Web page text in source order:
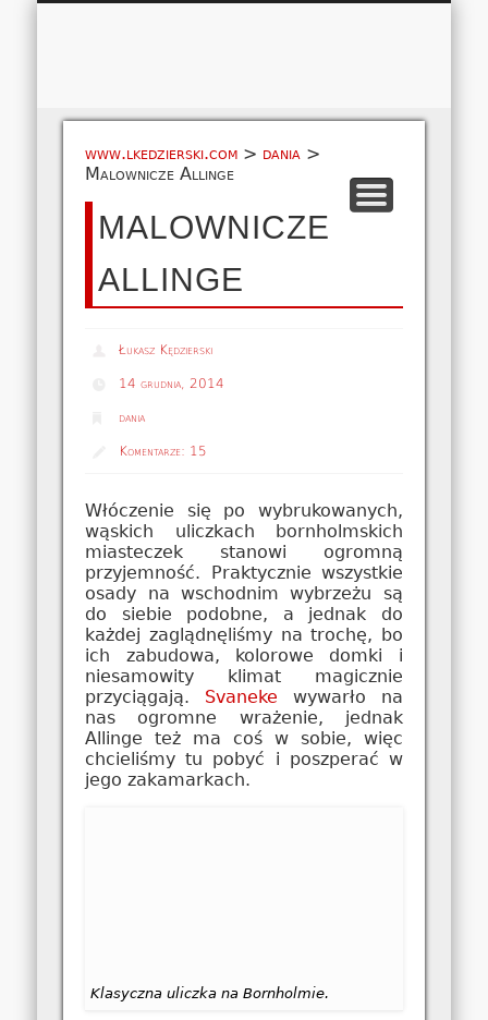
O NAS
EUROPA A-M
EUROPA N-Z
AZJA
AFRYKA
AMERYKA
OCEANIA
MAPA
WSPÓŁPRACA
KONTAKT
www.lkedzierski.com > dania >
Malownicze Allinge
MALOWNICZE
ALLINGE
Łukasz Kędzierski
14 grudnia, 2014
dania
Komentarze: 15
Włóczenie się po wybrukowanych,
wąskich uliczkach bornholmskich
miasteczek stanowi ogromną
przyjemność. Praktycznie wszystkie
osady na wschodnim wybrzeżu są
do siebie podobne, a jednak do
każdej zaglądnęliśmy na trochę, bo
ich zabudowa, kolorowe domki i
niesamowity klimat magicznie
przyciągają. Svaneke wywarło na
nas ogromne wrażenie, jednak
Allinge też ma coś w sobie, więc
chcieliśmy tu pobyć i poszperać w
jego zakamarkach.
Klasyczna uliczka na Bornholmie.